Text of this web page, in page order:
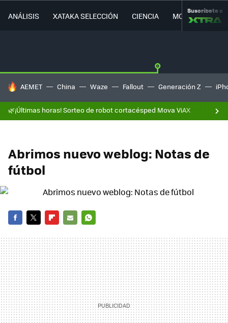
ANÁLISIS XATAKA SELECCIÓN CIENCIA MOVILIDAD
Suscríbete a
HOY SE HABLA DE
AEMET China Waze Fallout Generación Z
🌿¡Últimas horas! Sorteo de robot cortacésped Mova ViAX
Abrimos nuevo weblog: Notas de
fútbol
MAIL